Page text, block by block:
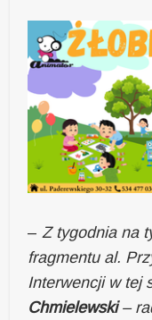
– Z tygodnia na
fragmentu al.
Interwencji w tej
Chmielewski–